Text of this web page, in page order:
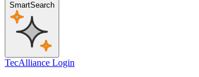
SmartSearch
TecAlliance Login